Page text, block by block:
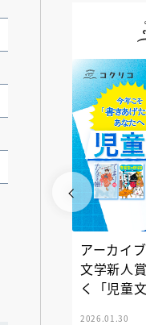
アーカイ
文学新人
く「児童
2026.01.30